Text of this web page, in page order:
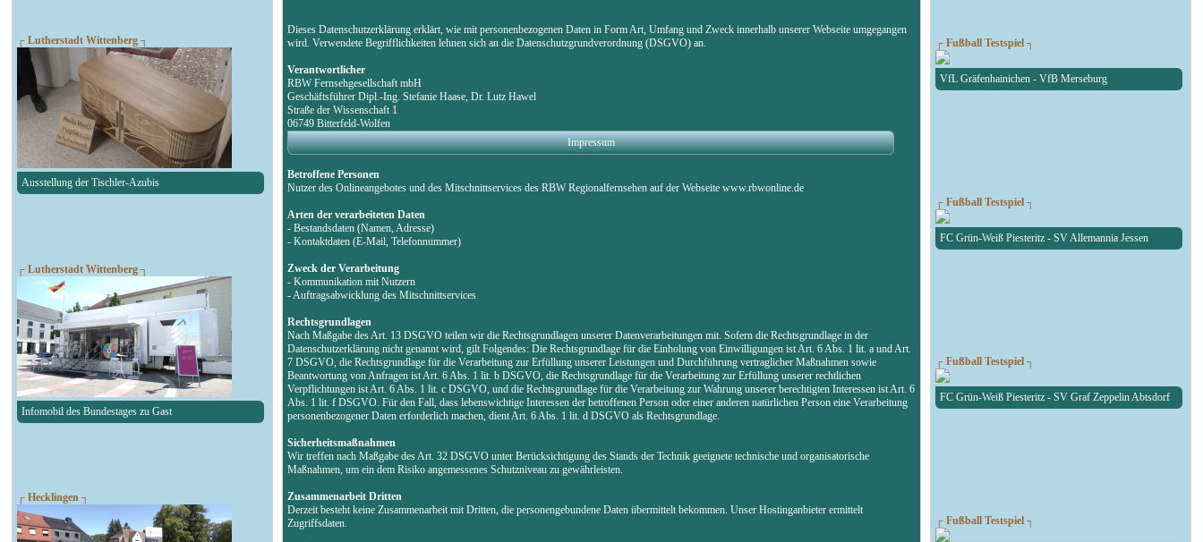
┌ Lutherstadt Wittenberg ┐
Ausstellung der Tischler-Azubis
┌ Lutherstadt Wittenberg ┐
Infomobil des Bundestages zu Gast
┌ Hecklingen ┐
Dieses Datenschutzerklärung erklärt, wie mit personenbezogenen Daten in Form Art, Umfang und Zweck innerhalb unserer Webseite umgegangen
wird. Verwendete Begrifflichkeiten lehnen sich an die Datenschutzgrundverordnung (DSGVO) an.
Verantwortlicher
RBW Fernsehgesellschaft mbH
Geschäftsführer Dipl.-Ing. Stefanie Haase, Dr. Lutz Hawel
Straße der Wissenschaft 1
06749 Bitterfeld-Wolfen
Impressum
Betroffene Personen
Nutzer des Onlineangebotes und des Mitschnittservices des RBW Regionalfernsehen auf der Webseite www.rbwonline.de
Arten der verarbeiteten Daten
- Bestandsdaten (Namen, Adresse)
- Kontaktdaten (E-Mail, Telefonnummer)
Zweck der Verarbeitung
- Kommunikation mit Nutzern
- Auftragsabwicklung des Mitschnittservices
Rechtsgrundlagen
Nach Maßgabe des Art. 13 DSGVO teilen wir die Rechtsgrundlagen unserer Datenverarbeitungen mit. Sofern die Rechtsgrundlage in der
Datenschutzerklärung nicht genannt wird, gilt Folgendes: Die Rechtsgrundlage für die Einholung von Einwilligungen ist Art. 6 Abs. 1 lit. a und Art.
7 DSGVO, die Rechtsgrundlage für die Verarbeitung zur Erfüllung unserer Leistungen und Durchführung vertraglicher Maßnahmen sowie
Beantwortung von Anfragen ist Art. 6 Abs. 1 lit. b DSGVO, die Rechtsgrundlage für die Verarbeitung zur Erfüllung unserer rechtlichen
Verpflichtungen ist Art. 6 Abs. 1 lit. c DSGVO, und die Rechtsgrundlage für die Verarbeitung zur Wahrung unserer berechtigten Interessen ist Art. 6
Abs. 1 lit. f DSGVO. Für den Fall, dass lebenswichtige Interessen der betroffenen Person oder einer anderen natürlichen Person eine Verarbeitung
personenbezogener Daten erforderlich machen, dient Art. 6 Abs. 1 lit. d DSGVO als Rechtsgrundlage.
Sicherheitsmaßnahmen
Wir treffen nach Maßgabe des Art. 32 DSGVO unter Berücksichtigung des Stands der Technik geeignete technische und organisatorische
Maßnahmen, um ein dem Risiko angemessenes Schutzniveau zu gewährleisten.
Zusammenarbeit Dritten
Derzeit besteht keine Zusammenarbeit mit Dritten, die personengebundene Daten übermittelt bekommen. Unser Hostinganbieter ermittelt
Zugriffsdaten.
┌ Fußball Testspiel ┐
VfL Gräfenhainichen - VfB Merseburg
┌ Fußball Testspiel ┐
FC Grün-Weiß Piesteritz - SV Allemannia Jessen
┌ Fußball Testspiel ┐
FC Grün-Weiß Piesteritz - SV Graf Zeppelin Abtsdorf
┌ Fußball Testspiel ┐